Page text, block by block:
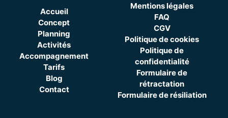
Accueil
Concept
Planning
Activités
Accompagnement
Tarifs
Blog
Contact
Mentions légales
FAQ
CGV
Politique de cookies
Politique de
confidentialité
Formulaire de
rétractation
Formulaire de résiliation